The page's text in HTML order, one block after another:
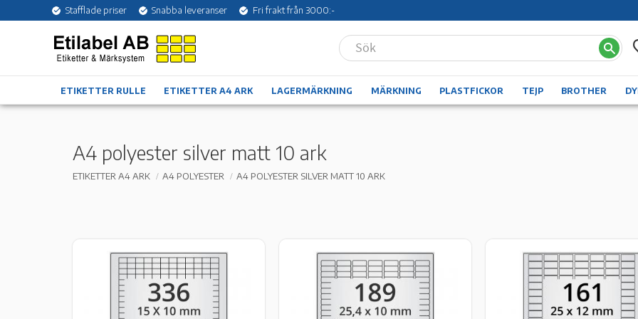
Stafflade priser Snabba leveranser Fri frakt från 3000:-
ETIKETTER RULLE ETIKETTER A4 ARK LAGERMÄRKNING MÄRKNING PLASTFICKOR TEJP BROTHER
A4 polyester silver matt 10 ark
ETIKETTER A4 ARK A4 POLYESTER A4 POLYESTER SILVER MATT 10 ARK